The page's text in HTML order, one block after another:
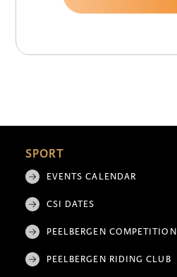
SPORT
EVENTS CALENDAR
CSI DATES
PEELBERGEN COMPETITION
PEELBERGEN RIDING CLUB